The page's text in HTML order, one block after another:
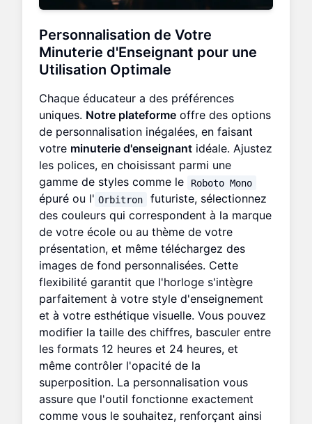
Personnalisation de Votre
Minuterie d'Enseignant pour une
Utilisation Optimale
Chaque éducateur a des préférences
uniques. Notre plateforme offre des options
de personnalisation inégalées, en faisant
votre minuterie d'enseignant idéale. Ajustez
les polices, en choisissant parmi une
gamme de styles comme le
Roboto Mono
épuré ou l' Orbitron
futuriste, sélectionnez
des couleurs qui correspondent à la marque
de votre école ou au thème de votre
présentation, et même téléchargez des
images de fond personnalisées. Cette
flexibilité garantit que l'horloge s'intègre
parfaitement à votre style d'enseignement
et à votre esthétique visuelle. Vous pouvez
modifier la taille des chiffres, basculer entre
les formats 12 heures et 24 heures, et
même contrôler l'opacité de la
superposition. La personnalisation vous
assure que l'outil fonctionne exactement
comme vous le souhaitez, renforçant ainsi